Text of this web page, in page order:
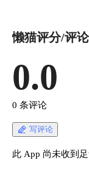
懒猫评分/评论
0.0
0 条评论
写评论
此 App 尚未收到